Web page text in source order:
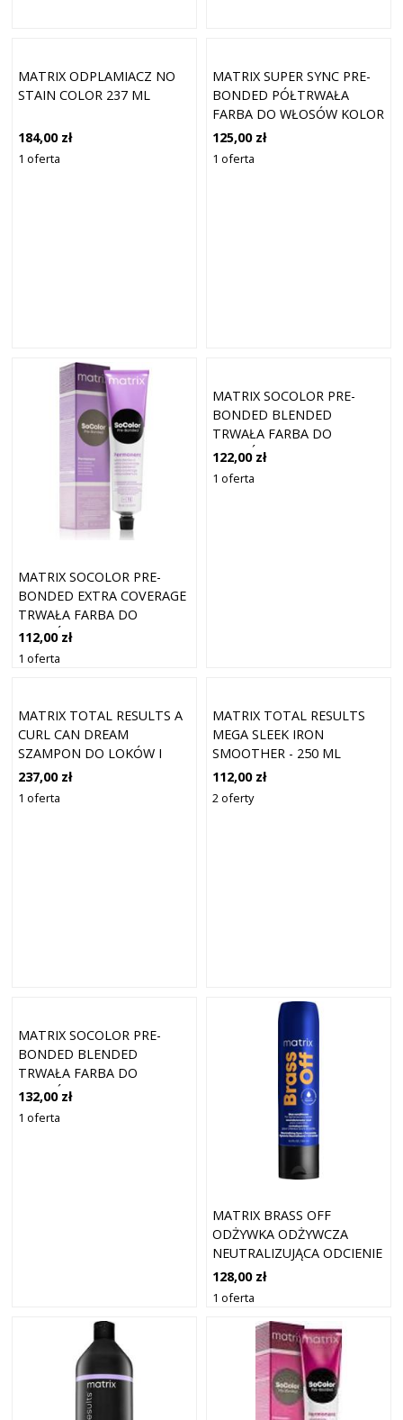
MATRIX ODPLAMIACZ NO
STAIN COLOR 237 ML
184,00 zł
1 oferta
MATRIX SUPER SYNC PRE-
BONDED PÓŁTRWAŁA
FARBA DO WŁOSÓW KOLOR
4A POPIELATY CIEMNY
BRĄZ 90ML
125,00 zł
1 oferta
MATRIX SOCOLOR PRE-
BONDED EXTRA COVERAGE
TRWAŁA FARBA DO
WŁOSÓW 506BC
DUNKELBLOND BRAUN
112,00 zł
1 oferta
MATRIX SOCOLOR PRE-
BONDED BLENDED
TRWAŁA FARBA DO
WŁOSÓW KOLOR 8P JASNY
BLOND PERŁOWY 90 ML
122,00 zł
1 oferta
MATRIX TOTAL RESULTS A
CURL CAN DREAM
SZAMPON DO LOKÓW I
CEWEK (WŁOSY FALOWANE
I KRĘCONE) - 1000ML
237,00 zł
1 oferta
MATRIX TOTAL RESULTS
MEGA SLEEK IRON
SMOOTHER - 250 ML
112,00 zł
2 oferty
MATRIX SOCOLOR PRE-
BONDED BLENDED
TRWAŁA FARBA DO
WŁOSÓW KOLOR 9A HELL
HELLBLOND ASH 90 ML
132,00 zł
1 oferta
MATRIX BRASS OFF
ODŻYWKA ODŻYWCZA
NEUTRALIZUJĄCA ODCIENIE
MIEDZI 300 ML
128,00 zł
1 oferta